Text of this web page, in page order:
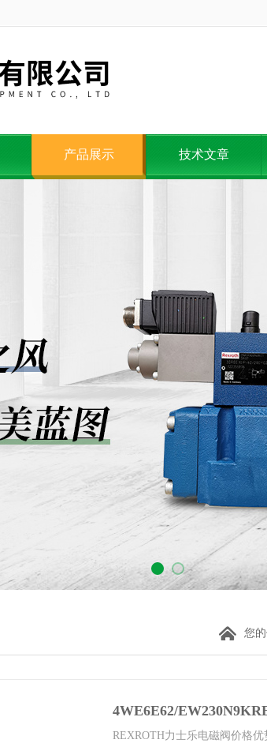
产品展示 技术文章
您的
4WE6E62/
REXROTH力士乐电磁阀价格